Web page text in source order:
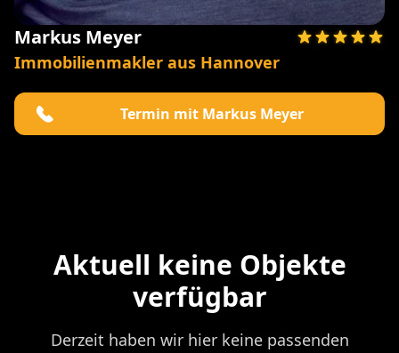
Markus Meyer
Immobilienmakler aus Hannover
Termin mit Markus Meyer
Aktuell keine Objekte
verfügbar
Derzeit haben wir hier keine passenden